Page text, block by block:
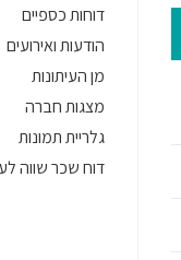
דוחות כספיים
הודעות ואירועים
מן העיתונות
מצגות חברה
גלריית תמונות
דוח שכר שווה